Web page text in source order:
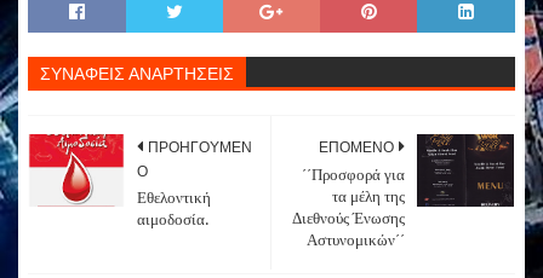
ΣΥΝΑΦΕΙΣ ΑΝΑΡΤΗΣΕΙΣ
ΕΠΟΜΕΝΟ
΄΄Προσφορά για
τα μέλη της
Διεθνούς Ένωσης
Αστυνομικών΄΄
ΠΡΟΗΓΟΥΜΕΝ
Ο
Εθελοντική
αιμοδοσία.